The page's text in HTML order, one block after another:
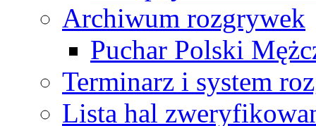
Archiwum rozgrywek
Puchar Polski
Terminarz i system
Lista hal